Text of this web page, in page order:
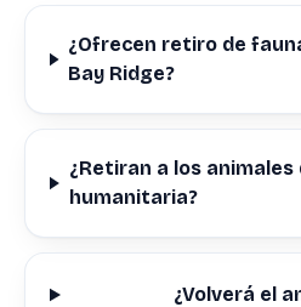
¿Ofrecen retiro de
Bay Ridge?
¿Retiran a los animales
humanitaria?
¿Volverá el